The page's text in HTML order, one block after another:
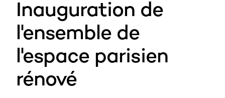
Inauguration de
l'ensemble de
l'espace parisien
rénové
10, bd des Batignolles,